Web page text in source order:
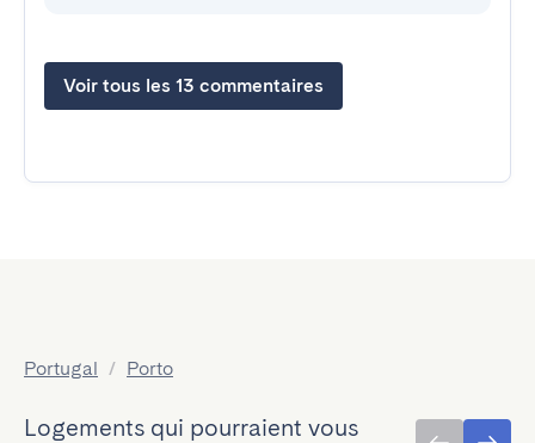
Voir tous les 13 commentaires
Portugal / Porto
Logements qui pourraient vous